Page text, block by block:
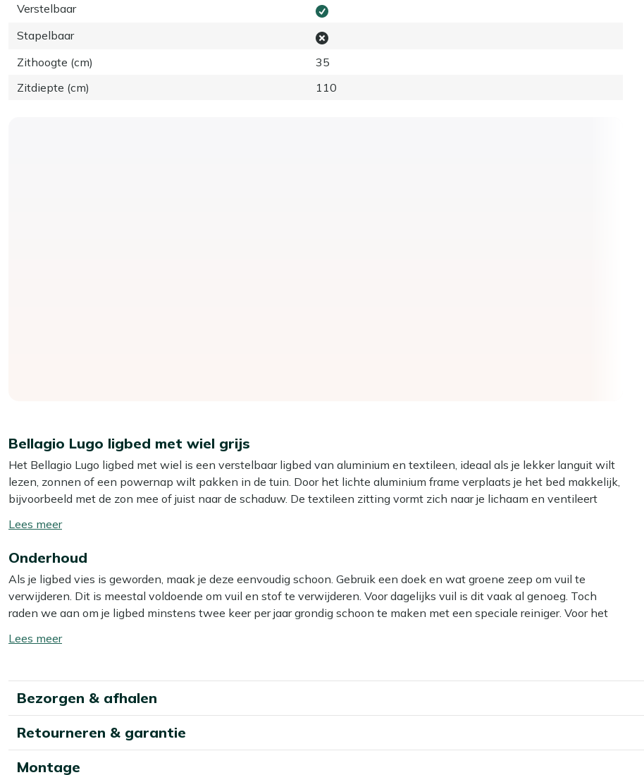
Verstelbaar
Stapelbaar
Zithoogte (cm)
35
Zitdiepte (cm)
110
Bellagio Lugo ligbed met wiel grijs
Het Bellagio Lugo ligbed met wiel is een verstelbaar ligbed van aluminium en textileen, ideaal als je lekker languit wilt
lezen, zonnen of een powernap wilt pakken in de tuin. Door het lichte aluminium frame verplaats je het bed makkelijk,
bijvoorbeeld met de zon mee of juist naar de schaduw. De textileen zitting vormt zich naar je lichaam en ventileert
zo aan de kant als je je terras even anders wilt indelen. Handig als je graag flexibel bent met je buitenruimte, maar geen
Eigenschappen
Licht aluminium frame:je tilt en verplaatst het ligbed eenvoudig, zelfs in je eentje.
Verstelbare rugleuning:
Bekijk meer Ligbedden
Bekijk meer Ligbedden verstelbaar
Toon/verberg
meer
Onderhoud
Als je ligbed vies is geworden, maak je deze eenvoudig schoon. Gebruik een doek en wat groene zeep om vuil te
verwijderen. Dit is meestal voldoende om vuil en stof te verwijderen. Voor dagelijks vuil is dit vaak al genoeg. Toch
raden we aan om je ligbed minstens twee keer per jaar grondig schoon te maken met een speciale reiniger. Voor het
textileen is een vochtige doek voldoende.
Let op: gebruik géén hogedrukreiniger. Dit lijkt handig, maar kan het materiaal beschadigen.
Extra bescherming
Wil je je ligbed extra beschermen tegen water en vuil? Dan kun je een beschermende laag aanbrengen met onze Kees
Toon/verberg
Bezorgen & afhalen
Retourneren & garantie
Montage